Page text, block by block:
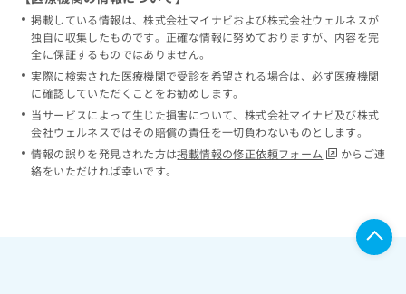
掲載している情報は、株式会社マイナビおよび株式会社ウェルネスが
独自に収集したものです。正確な情報に努めておりますが、内容を完
全に保証するものではありません。
実際に検索された医療機関で受診を希望される場合は、必ず医療機関
に確認していただくことをお勧めします。
当サービスによって生じた損害について、株式会社マイナビ及び株式
会社ウェルネスではその賠償の責任を一切負わないものとします。
情報の誤りを発見された方は掲載情報の修正依頼フォーム
からご連
絡をいただければ幸いです。